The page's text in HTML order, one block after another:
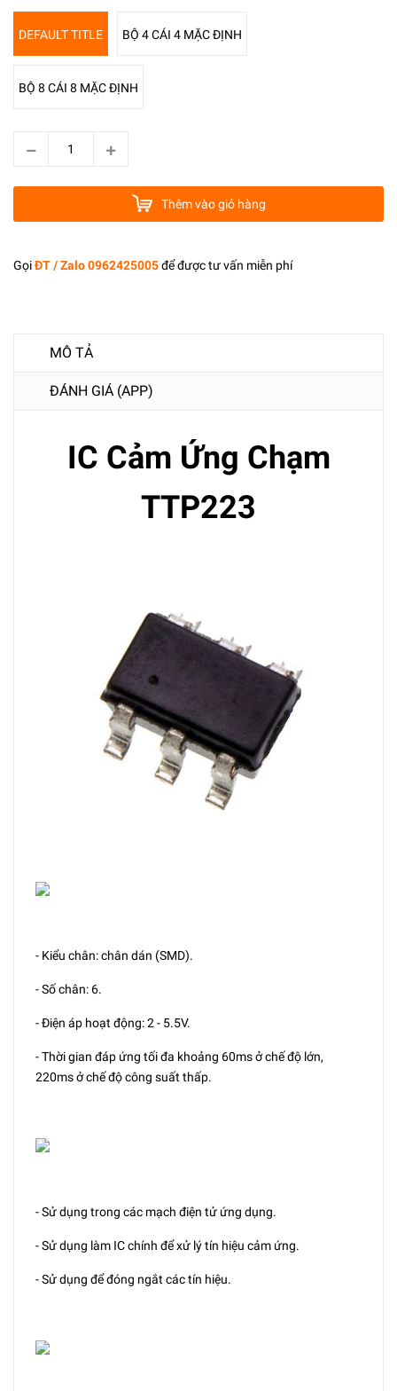
DEFAULT TITLE BỘ 4 CÁI 4 MẶC ĐỊNH
BỘ 8 CÁI 8 MẶC ĐỊNH
Thêm vào giỏ hàng
GọiĐT / Zalo 0962425005để được tư vấn miễn phí
MÔ TẢ
ĐÁNH GIÁ (APP)
IC Cảm Ứng Chạm
TTP223
- Kiểu chân: chân dán (SMD).
- Số chân: 6.
- Điện áp hoạt động: 2 - 5.5V.
- Thời gian đáp ứng tối đa khoảng 60ms ở chế độ lớn,
220ms ở chế độ công suất thấp.
- Sử dụng trong các mạch điện tử ứng dụng.
- Sử dụng làm IC chính để xử lý tín hiệu cảm ứng.
- Sử dụng để đóng ngắt các tín hiệu.